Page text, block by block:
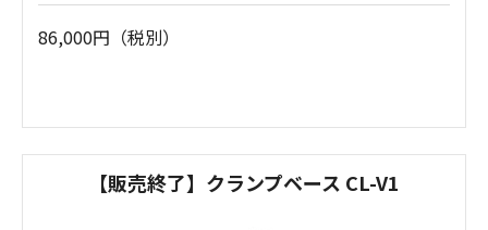
86,000円（税別）
【販売終了】クランプベース CL-V1